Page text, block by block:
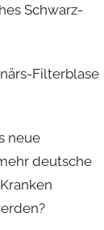
Schwarz-
Filterblase
neue
deutsche